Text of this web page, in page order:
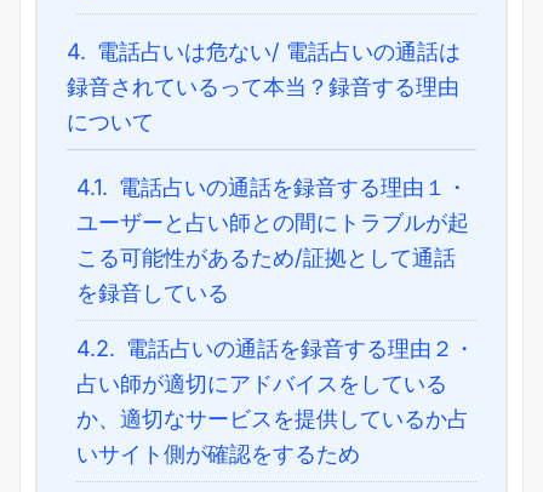
4. 電話占いは危ない/ 電話占いの通話は
録音されているって本当？録音する理由
について
4.1. 電話占いの通話を録音する理由１・
ユーザーと占い師との間にトラブルが起
こる可能性があるため/証拠として通話
を録音している
4.2. 電話占いの通話を録音する理由２・
占い師が適切にアドバイスをしている
か、適切なサービスを提供しているか占
いサイト側が確認をするため